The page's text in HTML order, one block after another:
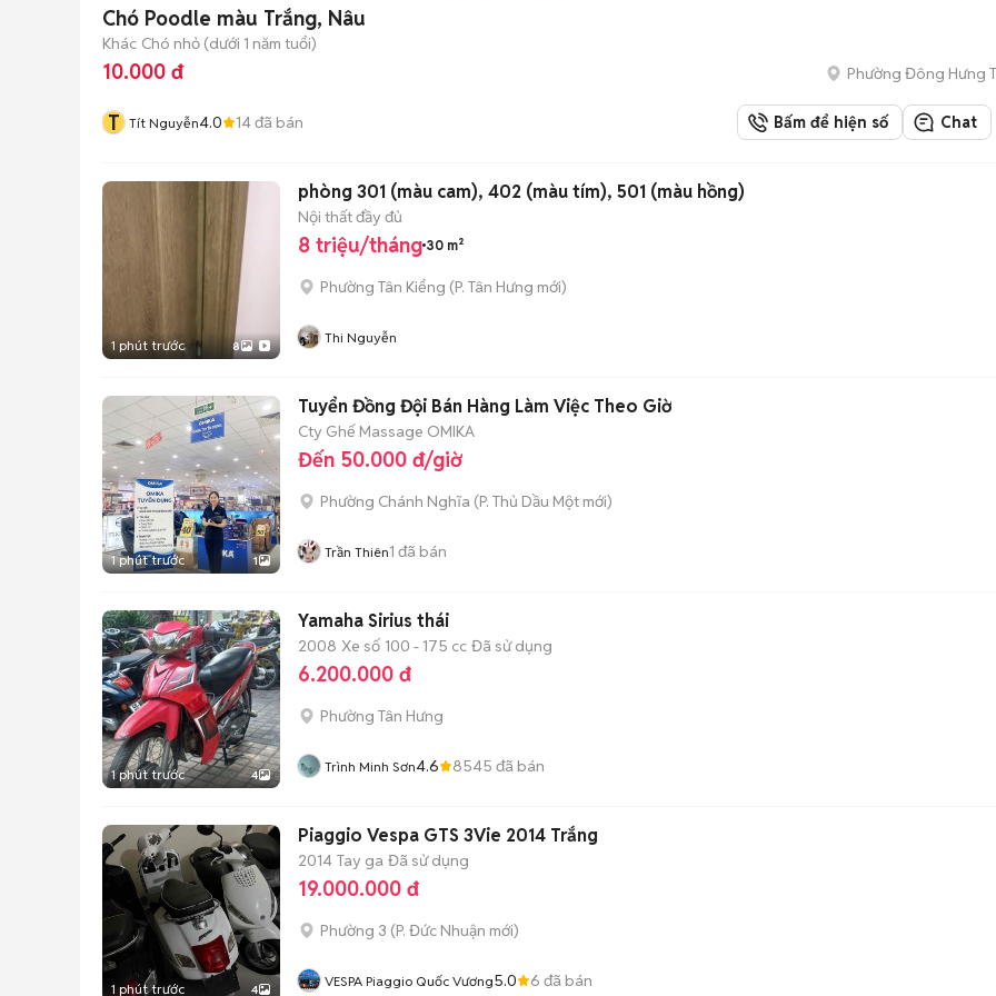
Chó Poodle màu Trắng, Nâu
Khác Chó nhỏ (dưới 1 năm tuổi)
10.000 đ Phường Đông Hưng
T Tít Nguyễn4.0 14đã bán Bấm để hiện số Chat
1 phút trước 8
phòng 301 (màu cam), 402 (màu tím), 501 (màu hồng)
Nội thất đầy đủ
8 triệu/tháng 30 m²
Phường Tân Kiểng (P. Tân Hưng mới)
Thi Nguyễn
1 phút trước 1
Tuyển Đồng Đội Bán Hàng Làm Việc Theo Giờ
Cty Ghế Massage OMIKA
Đến 50.000 đ/giờ
Phường Chánh Nghĩa (P. Thủ Dầu Một mới)
Trần Thiên1 đã bán
1 phút trước 4
Yamaha Sirius thái
2008 Xe số 100 - 175 cc Đã sử dụng
6.200.000 đ
Phường Tân Hưng
Trình Minh Sơn4.6 8545 đã bán
1 phút trước 4
Piaggio Vespa GTS 3Vie 2014 Trắng
2014 Tay ga Đã sử dụng
19.000.000 đ
Phường 3 (P. Đức Nhuận mới)
VESPA Piaggio Quốc Vương5.0 6 đã bán